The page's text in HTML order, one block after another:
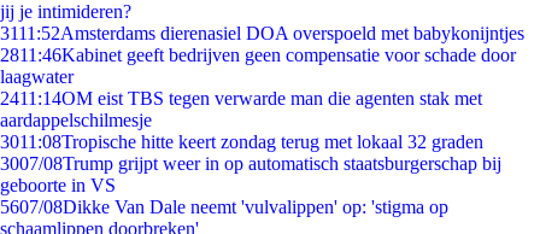
jij je intimideren?
3111:52Amsterdams dierenasiel DOA overspoeld met babykonijntjes
2811:46Kabinet geeft bedrijven geen compensatie voor schade door
laagwater
2411:14OM eist TBS tegen verwarde man die agenten stak met
aardappelschilmesje
3011:08Tropische hitte keert zondag terug met lokaal 32 graden
3007/08Trump grijpt weer in op automatisch staatsburgerschap bij
geboorte in VS
5607/08Dikke Van Dale neemt 'vulvalippen' op: 'stigma op
schaamlippen doorbreken'